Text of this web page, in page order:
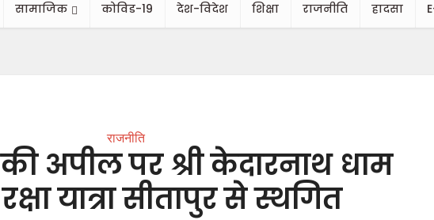
सामाजिक कोविड-19 देश-विदेश शिक्षा राजनीति हादसा
राजनीति
अपील पर श्री केदारनाथ धाम
रक्षा यात्रा सीतापुर से स्थगित